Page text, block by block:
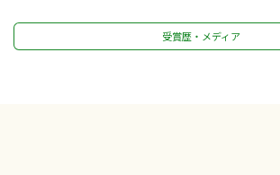
受賞歴・メディア